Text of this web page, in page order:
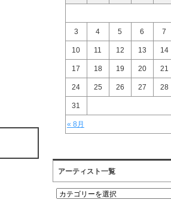
« 8月
3 4 5 6 7
10 11 12 13 14
17 18 19 20 21
24 25 26 27 28
31
アーティスト一覧
ア